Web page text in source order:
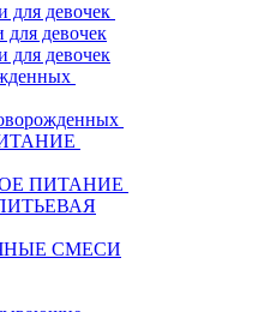
для девочек
для девочек
для девочек
ПИТАНИЕ
СМЕСИ